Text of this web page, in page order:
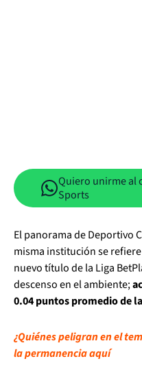
Quiero unirme al
Sports
El panorama de Deportivo
misma institución se
nuevo título de la Liga
descenso en el ambiente;
0.04 puntos promedio de
¿Quiénes peligran en el
la permanencia aquí